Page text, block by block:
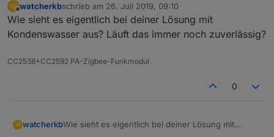
W
Offline
watcherkbschrieb am 26. Juli 2019, 09:10
zuletzt editiert von
Wie sieht es eigentlich bei deiner Lösung mit
Kondenswasser aus? Läuft das immer noch zuverlässig?
CC2538+CC2592 PA-Zigbee-Funkmodul
0
W watcherkbWie sieht es eigentlich bei deiner Lösung mit